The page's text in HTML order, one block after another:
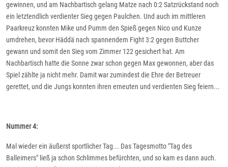
gewinnen, und am Nachbartisch gelang Matze nach 0:2 Satzrückstand noch
ein letztendlich verdienter Sieg gegen Paulchen. Und auch im mittleren
Paarkreuz konnten Mike und Pumm den Spieß gegen Nico und Kunze
umdrehen, bevor Häddä nach spannendem Fight 3:2 gegen Buttcher
gewann und somit den Sieg vom Zimmer 122 gesichert hat. Am
Nachbartisch hatte die Sonne zwar schon gegen Max gewonnen, aber das
Spiel zählte ja nicht mehr. Damit war zumindest die Ehre der Betreuer
gerettet, und die Jungs konnten ihren erneuten und verdienten Sieg feiern...
Nummer 4:
Mal wieder ein äußerst sportlicher Tag... Das Tagesmotto "Tag des
Balleimers" ließ ja schon Schlimmes befürchten, und so kam es dann auch.